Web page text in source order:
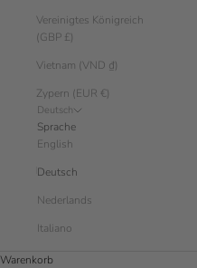
Vereinigtes Königreich
(GBP £)
Vietnam (VND ₫)
Zypern (EUR €)
Deutsch
Sprache
English
Deutsch
Nederlands
Italiano
Warenkorb